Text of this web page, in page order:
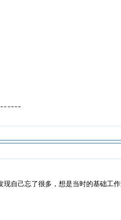
自己忘了很多，想是当时的基础工